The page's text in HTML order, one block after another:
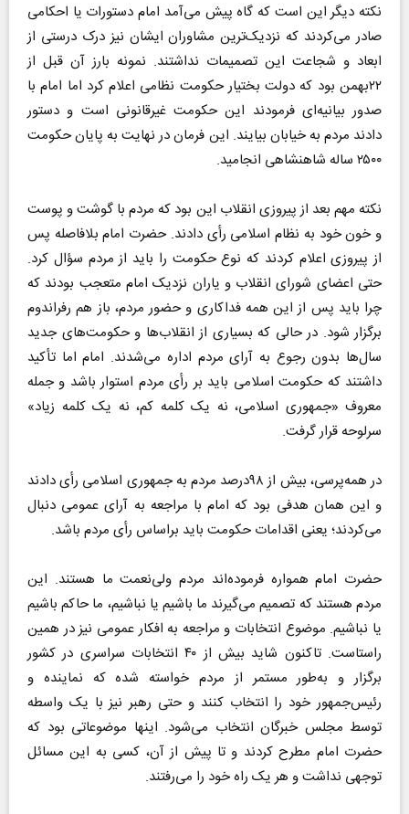
نکته دیگر این است که گاه پیش می‌آمد امام دستورات یا احکامی
صادر می‌کردند که نزدیک‌ترین مشاوران ایشان نیز درک درستی از
ابعاد و شجاعت این تصمیمات نداشتند. نمونه بارز آن قبل از
۲۲بهمن بود که دولت بختیار حکومت نظامی اعلام کرد اما امام با
صدور بیانیه‌ای فرمودند این حکومت غیرقانونی است و دستور
دادند مردم به خیابان بیایند. این فرمان در نهایت به پایان حکومت
۲۵۰۰ ساله شاهنشاهی انجامید.
نکته مهم بعد از پیروزی انقلاب این بود که مردم با گوشت و پوست
و خون خود به نظام اسلامی رأی دادند. حضرت امام بلافاصله پس
از پیروزی اعلام کردند که نوع حکومت را باید از مردم سؤال کرد.
حتی اعضای شورای انقلاب و یاران نزدیک امام متعجب بودند که
چرا باید پس از این همه فداکاری و حضور مردم، باز هم رفراندوم
برگزار شود. در حالی که بسیاری از انقلاب‌ها و حکومت‌های جدید
سال‌ها بدون رجوع به آرای مردم اداره می‌شدند. امام اما تأکید
داشتند که حکومت اسلامی باید بر رأی مردم استوار باشد و جمله
معروف «جمهوری اسلامی، نه یک کلمه کم، نه یک کلمه زیاد»
سرلوحه قرار گرفت.
در همه‌پرسی، بیش از ۹۸درصد مردم به جمهوری اسلامی رأی دادند
و این همان هدفی بود که امام با مراجعه به آرای عمومی دنبال
می‌کردند؛ یعنی اقدامات حکومت باید براساس رأی مردم باشد.
حضرت امام همواره فرموده‌اند مردم ولی‌نعمت ما هستند. این
مردم‌ هستند که تصمیم می‌گیرند ما باشیم یا نباشیم، ما حاکم باشیم
یا نباشیم. موضوع انتخابات و مراجعه به افکار عمومی نیز در همین
راستاست. تاکنون شاید بیش از ۴۰ انتخابات سراسری در کشور
برگزار و به‌طور مستمر از مردم خواسته شده که نماینده و
رئیس‌جمهور خود را انتخاب کنند و حتی رهبر نیز با یک واسطه
توسط مجلس خبرگان انتخاب می‌شود. اینها موضوعاتی بود که
حضرت امام مطرح کردند و تا پیش از آن، کسی به این مسائل
توجهی نداشت و هر یک راه خود را می‌رفتند.